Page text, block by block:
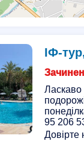
ІФ-
Ласкаво
95 206
Довірте